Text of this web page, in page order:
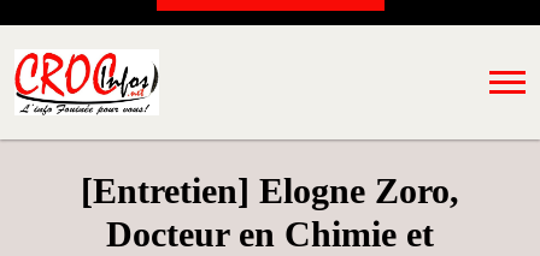
[Entretien] Elogne Zoro,
Docteur en Chimie et